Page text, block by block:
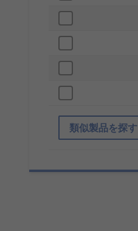
類似製品を探す